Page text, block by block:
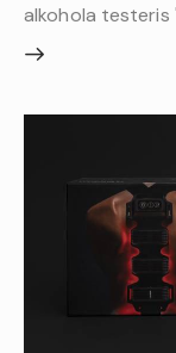
alkohola testeris